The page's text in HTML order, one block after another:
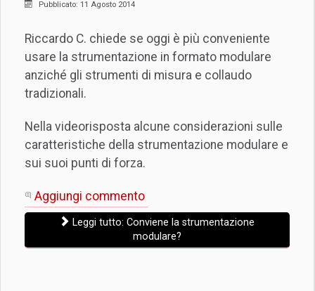
Pubblicato: 11 Agosto 2014
Riccardo C. chiede se oggi è più conveniente
usare la strumentazione in formato modulare
anziché gli strumenti di misura e collaudo
tradizionali.
Nella videorisposta alcune considerazioni sulle
caratteristiche della strumentazione modulare e
sui suoi punti di forza.
Aggiungi commento
Leggi tutto: Conviene la strumentazione
modulare?